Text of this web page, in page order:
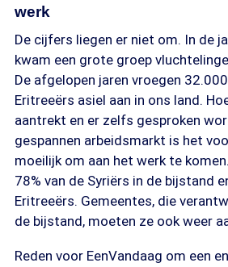
werk
De cijfers liegen er niet om. In de
kwam een grote groep
De afgelopen jaren vroegen
Eritreeërs asiel aan in ons land.
aantrekt en er zelfs gesproken
gespannen arbeidsmarkt is het
moeilijk om aan het werk te
78% van de Syriërs in de bijstand
Eritreeërs. Gemeentes, die
de bijstand, moeten ze ook weer
Reden voor EenVandaag om een